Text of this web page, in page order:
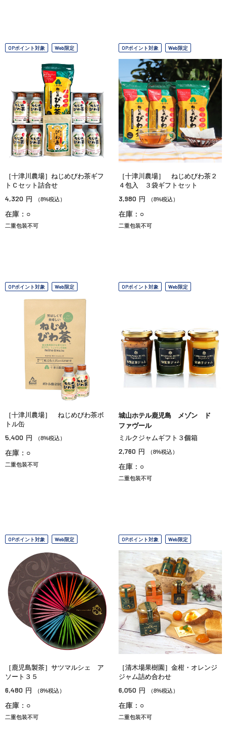
OPポイント対象 Web限定
［十津川農場］ねじめびわ茶ギフ
トＣセット詰合せ
4,320 円 （8%税込）
在庫：○
二重包装不可
OPポイント対象 Web限定
［十津川農場］ ねじめびわ茶２
４包入 ３袋ギフトセット
3,980 円 （8%税込）
在庫：○
二重包装不可
OPポイント対象 Web限定
［十津川農場］ ねじめびわ茶ボ
トル缶
5,400 円 （8%税込）
在庫：○
二重包装不可
OPポイント対象 Web限定
城山ホテル鹿児島 メゾン ド
ファヴール
ミルクジャムギフト３個箱
2,760 円 （8%税込）
在庫：○
二重包装不可
OPポイント対象 Web限定
［鹿児島製茶］サツマルシェ ア
ソート３５
6,480 円 （8%税込）
在庫：○
二重包装不可
OPポイント対象 Web限定
［清木場果樹園］金柑・オレンジ
ジャム詰め合わせ
6,050 円 （8%税込）
在庫：○
二重包装不可